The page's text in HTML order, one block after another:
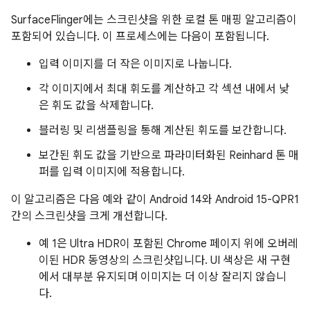
SurfaceFlinger에는 스크린샷을 위한 로컬 톤 매핑 알고리즘이
포함되어 있습니다. 이 프로세스에는 다음이 포함됩니다.
입력 이미지를 더 작은 이미지로 나눕니다.
각 이미지에서 최대 휘도를 계산하고 각 섹션 내에서 낮
은 휘도 값을 삭제합니다.
블러링 및 리샘플링을 통해 계산된 휘도를 보간합니다.
보간된 휘도 값을 기반으로 파라미터화된 Reinhard 톤 매
퍼를 입력 이미지에 적용합니다.
이 알고리즘은 다음 예와 같이 Android 14와 Android 15-QPR1
간의 스크린샷을 크게 개선합니다.
예 1은 Ultra HDR이 포함된 Chrome 페이지 위에 오버레
이된 HDR 동영상의 스크린샷입니다. UI 색상은 새 구현
에서 대부분 유지되며 이미지는 더 이상 잘리지 않습니
다.